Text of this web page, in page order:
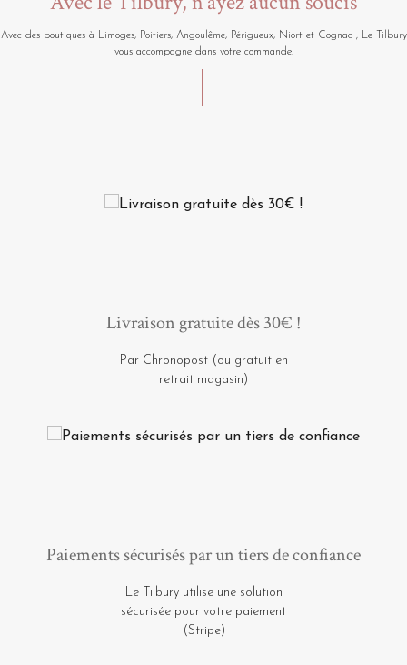
Avec des boutiques à Limoges, Poitiers, Angoulême, Périgueux, Niort et Cognac ; Le Tilbury
vous accompagne dans votre commande.
Livraison gratuite dès 30€ !
Par Chronopost (ou gratuit en
retrait magasin)
Paiements sécurisés par un tiers de confiance
Le Tilbury utilise une solution
sécurisée pour votre paiement
(Stripe)